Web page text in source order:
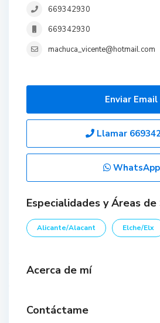
669342930
669342930
machuca_vicente@hotmail.com
Enviar Email
Llamar
WhatsApp
Especialidades y Áreas de
Alicante/Alacant Elche/Elx
Acerca de mí
Contáctame